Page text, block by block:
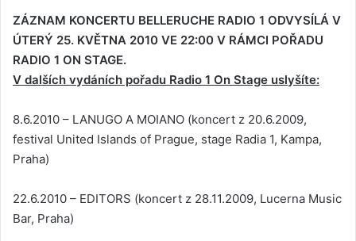
ZÁZNAM KONCERTU BELLERUCHE RADIO 1 ODVYSÍLÁ V
ÚTERÝ 25. KVĚTNA 2010 VE 22:00 V RÁMCI POŘADU
RADIO 1 ON STAGE.
V dalších vydáních pořadu Radio 1 On Stage uslyšíte:
8.6.2010 – LANUGO A MOIANO (koncert z 20.6.2009,
festival United Islands of Prague, stage Radia 1, Kampa,
Praha)
22.6.2010 – EDITORS (koncert z 28.11.2009, Lucerna Music
Bar, Praha)